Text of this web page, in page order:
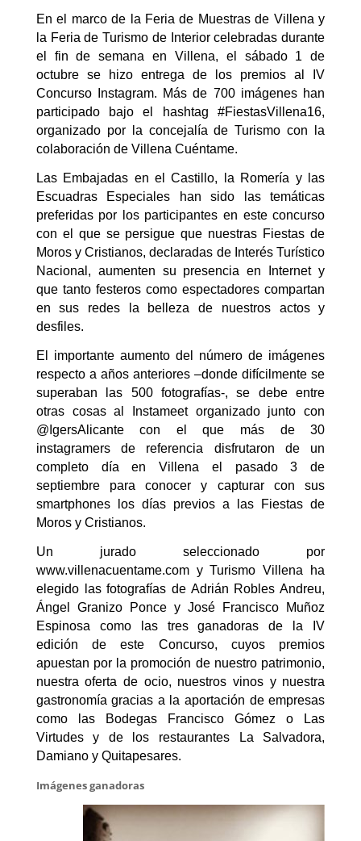
En el marco de la Feria de Muestras de Villena y
la Feria de Turismo de Interior celebradas durante
el fin de semana en Villena, el sábado 1 de
octubre se hizo entrega de los premios al IV
Concurso Instagram. Más de 700 imágenes han
participado bajo el hashtag #FiestasVillena16,
organizado por la concejalía de Turismo con la
colaboración de Villena Cuéntame.
Las Embajadas en el Castillo, la Romería y las
Escuadras Especiales han sido las temáticas
preferidas por los participantes en este concurso
con el que se persigue que nuestras Fiestas de
Moros y Cristianos, declaradas de Interés Turístico
Nacional, aumenten su presencia en Internet y
que tanto festeros como espectadores compartan
en sus redes la belleza de nuestros actos y
desfiles.
El importante aumento del número de imágenes
respecto a años anteriores –donde difícilmente se
superaban las 500 fotografías-, se debe entre
otras cosas al Instameet organizado junto con
@IgersAlicante con el que más de 30
instagramers de referencia disfrutaron de un
completo día en Villena el pasado 3 de
septiembre para conocer y capturar con sus
smartphones los días previos a las Fiestas de
Moros y Cristianos.
Un jurado seleccionado por
www.villenacuentame.com y Turismo Villena ha
elegido las fotografías de Adrián Robles Andreu,
Ángel Granizo Ponce y José Francisco Muñoz
Espinosa como las tres ganadoras de la IV
edición de este Concurso, cuyos premios
apuestan por la promoción de nuestro patrimonio,
nuestra oferta de ocio, nuestros vinos y nuestra
gastronomía gracias a la aportación de empresas
como las Bodegas Francisco Gómez o Las
Virtudes y de los restaurantes La Salvadora,
Damiano y Quitapesares.
Imágenes ganadoras